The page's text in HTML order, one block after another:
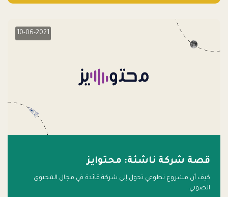
10-06-2021
قصة شركة ناشئة: محتوايز
كيف أن مشروع تطوعي تحول إلى شركة قائدة في مجال المحتوى
الصوتي